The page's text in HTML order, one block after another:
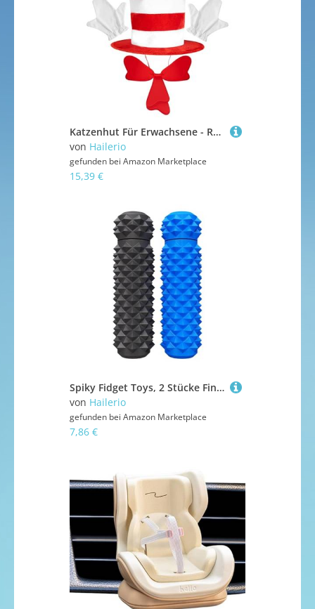
Katzenhut Für Erwachsene - Rot-Weiß Gestreiftes Katzenkostüm-Set - Cosplay Accessoires Rollenspiel Halloween Verkleidung für Kinder Mädchen Fest Welttag des Buches Karneval
von Hailerio
gefunden bei Amazon Marketplace
15,39 €
Spiky Fidget Toys, 2 Stücke Finger Zappern Erwachsene - rotierende Anti -Stress -Sensorik -Stimulationstool für Belohnung Wutmanagement Arbeitsplatz Home Travel School Klassenzimmer
von Hailerio
gefunden bei Amazon Marketplace
7,86 €